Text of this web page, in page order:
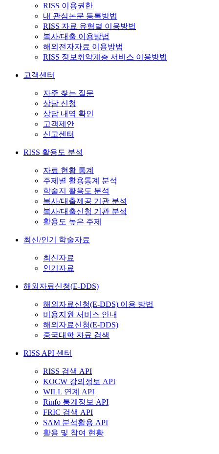
RISS 이용권한
내 관심논문 등록방법
RISS 자료 유형별 이용방법
복사/대출 이용방법
해외전자자료 이용방법
RISS 정보취약계층 서비스 이용방법
고객센터
자주 찾는 질문
상담 신청
상담 내역 확인
고객제안
신고센터
RISS 활용도 분석
자료 현황 통계
주제별 활용통계 분석
학술지 활용도 분석
복사/대출제공 기관 분석
복사/대출신청 기관 분석
활용도 높은 주제
최신/인기 학술자료
최신자료
인기자료
해외자료신청(E-DDS)
해외자료신청(E-DDS) 이용 방법
비용지원 서비스 안내
해외자료신청(E-DDS)
중국대학 자료 검색
RISS API 센터
RISS 검색 API
KOCW 강의정보 API
WILL 연계 API
Rinfo 통계정보 API
FRIC 검색 API
SAM 분석활용 API
활용 및 참여 현황